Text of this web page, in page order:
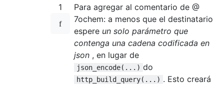
1
Para agregar al comentario de @
7ochem: a menos que el destinatario
espere un solo parámetro que
contenga una cadena codificada en
json , en lugar de
json_encode(...) do
http_build_query(...) . Esto creará